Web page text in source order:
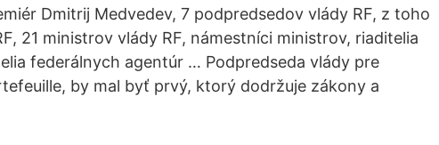
Dmitrij Medvedev, 7 podpredsedov vlády RF, z toho
21 ministrov vlády RF, námestníci ministrov, riaditelia
federálnych agentúr … Podpredseda vlády pre
by mal byť prvý, ktorý dodržuje zákony a